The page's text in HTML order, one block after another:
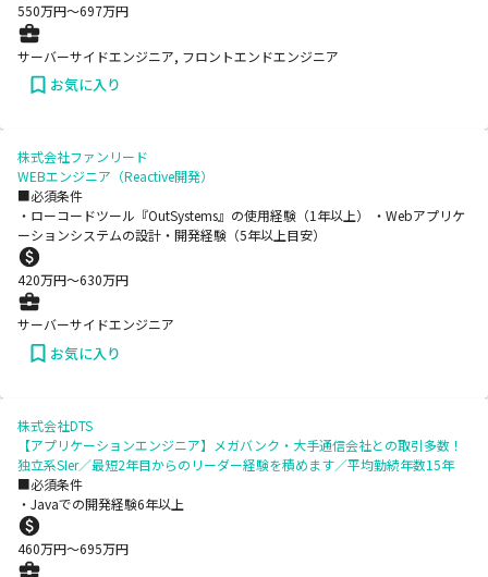
550万円〜697万円
サーバーサイドエンジニア, フロントエンドエンジニア
お気に入り
株式会社ファンリード
WEBエンジニア（Reactive開発）
■必須条件
・ローコードツール『OutSystems』の使用経験（1年以上） ・Webアプリケ
ーションシステムの設計・開発経験（5年以上目安）
420万円〜630万円
サーバーサイドエンジニア
お気に入り
株式会社DTS
【アプリケーションエンジニア】メガバンク・大手通信会社との取引多数！
独立系SIer／最短2年目からのリーダー経験を積めます／平均勤続年数15年
■必須条件
・Javaでの開発経験6年以上
460万円〜695万円